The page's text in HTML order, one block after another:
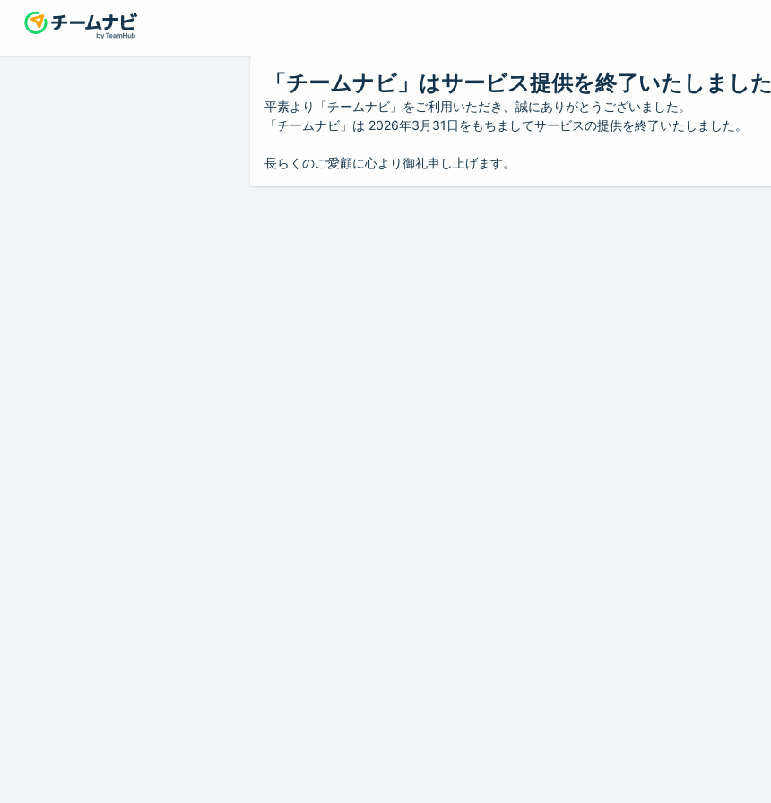
「チームナビ」はサービス提供を終了いたしました
平素より「チームナビ」をご利用いただき、誠にありがとうございました。
「チームナビ」は 2026年3月31日をもちましてサービスの提供を終了いたしました。
長らくのご愛顧に心より御礼申し上げます。